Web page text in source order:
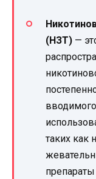
(НЗТ) —
таких как